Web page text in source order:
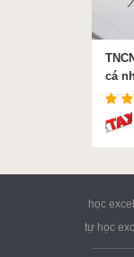
MOS
cá
học
tự học